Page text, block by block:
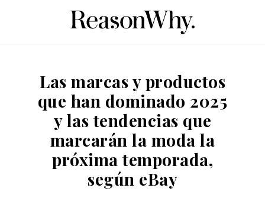
Las marcas y productos
que han dominado 2025
y las tendencias que
marcarán la moda la
próxima temporada,
según eBay